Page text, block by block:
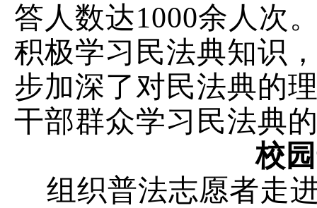
答人数达1000余人次
积极学习民法典知识
步加深了对民法典的
干部群众学习民法典
校
组织普法志愿者走